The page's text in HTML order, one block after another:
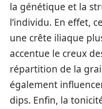
la génétique et la
l’individu. En effet,
une crête iliaque
accentue le creux
répartition de la
également
dips. Enfin, la